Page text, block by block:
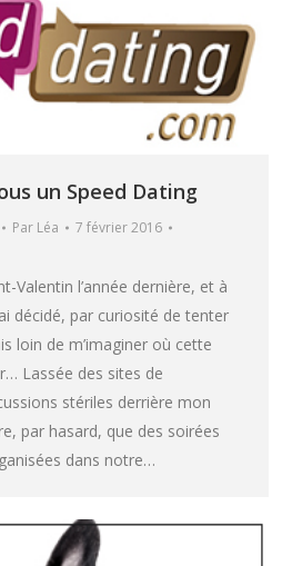
un Speed Dating
Par Léa
7 février 2016
Valentin l’année dernière, et à
décidé, par curiosité de tenter
loin de m’imaginer où cette
Lassée des sites de
stériles derrière mon
par hasard, que des soirées
dans notre…